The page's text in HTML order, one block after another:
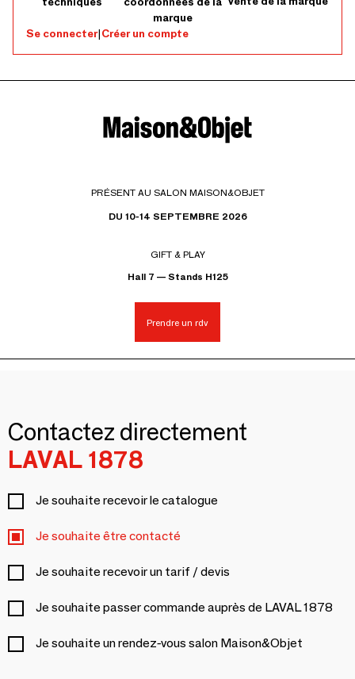
marque
Se connecter|Créer un compte
PRÉSENT AU SALON MAISON&OBJET
DU 10-14 SEPTEMBRE 2026
GIFT & PLAY
Hall 7 — Stands H125
Prendre un rdv
Contactez directement
LAVAL 1878
Je souhaite recevoir le catalogue
Je souhaite être contacté
Je souhaite recevoir un tarif / devis
Je souhaite passer commande auprès de LAVAL 1878
Je souhaite un rendez-vous salon Maison&Objet